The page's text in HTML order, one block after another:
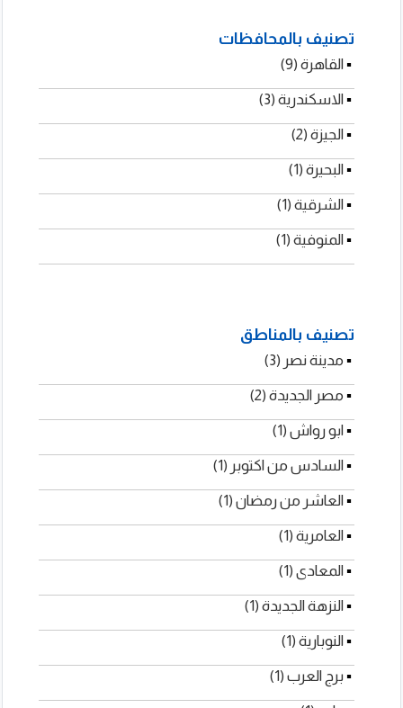
للهياكل
والجمالونات
تصنيف بالمحافظات
▪
▪
▪
▪
▪
▪
المنوفية (1)
تصنيف بالمناطق
▪
مدينة نصر (3)
▪
مصر الجديدة (2)
▪
ابو رواش (1)
▪
السادس من اكتوبر (1)
▪
العاشر من رمضان (1)
▪
العامرية (1)
▪
المعادى (1)
▪
النزهة الجديدة (1)
▪
النوبارية (1)
▪
برج العرب (1)